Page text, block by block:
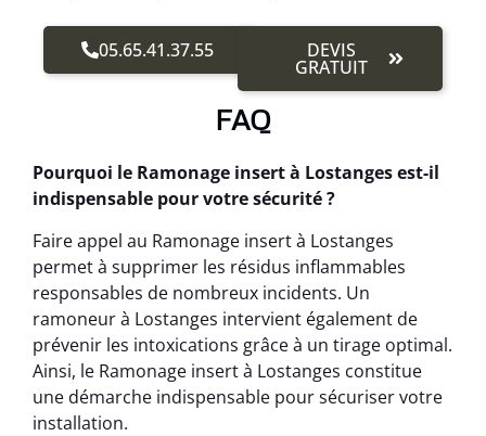
05.65.41.37.55 DEVIS
GRATUIT
FAQ
Pourquoi le Ramonage insert à Lostanges est-il
indispensable pour votre sécurité ?
Faire appel au Ramonage insert à Lostanges
permet à supprimer les résidus inflammables
responsables de nombreux incidents. Un
ramoneur à Lostanges intervient également de
prévenir les intoxications grâce à un tirage optimal.
Ainsi, le Ramonage insert à Lostanges constitue
une démarche indispensable pour sécuriser votre
installation.